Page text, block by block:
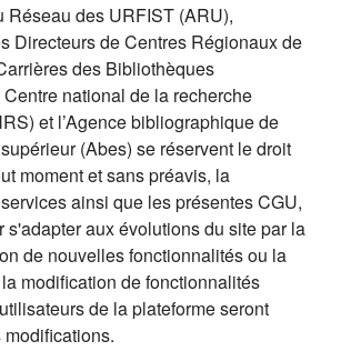
Réseau des URFIST (ARU),
Directeurs de Centres Régionaux de
des Bibliothèques
national de la recherche
et l’Agence bibliographique de
(Abes) se réservent le droit
moment et sans préavis, la
ainsi que les présentes CGU,
s'adapter aux évolutions du site par la
de nouvelles fonctionnalités ou la
modification de fonctionnalités
de la plateforme seront